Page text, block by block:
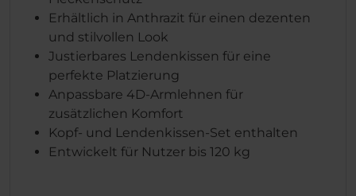
Erhältlich in Anthrazit für einen dezenten
und stilvollen Look
Justierbares Lendenkissen für eine
perfekte Platzierung
Anpassbare 4D-Armlehnen für
zusätzlichen Komfort
Kopf- und Lendenkissen-Set enthalten
Entwickelt für Nutzer bis 120 kg